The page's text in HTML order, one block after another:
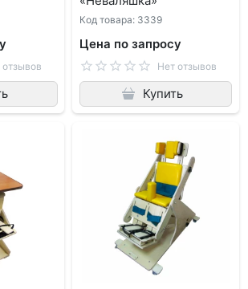
отзывов
Код товара: 3339
Цена по запросу
Нет отзывов
Купить